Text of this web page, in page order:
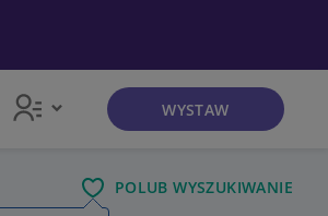
WYSTAW
POLUB WYSZUKIWANIE